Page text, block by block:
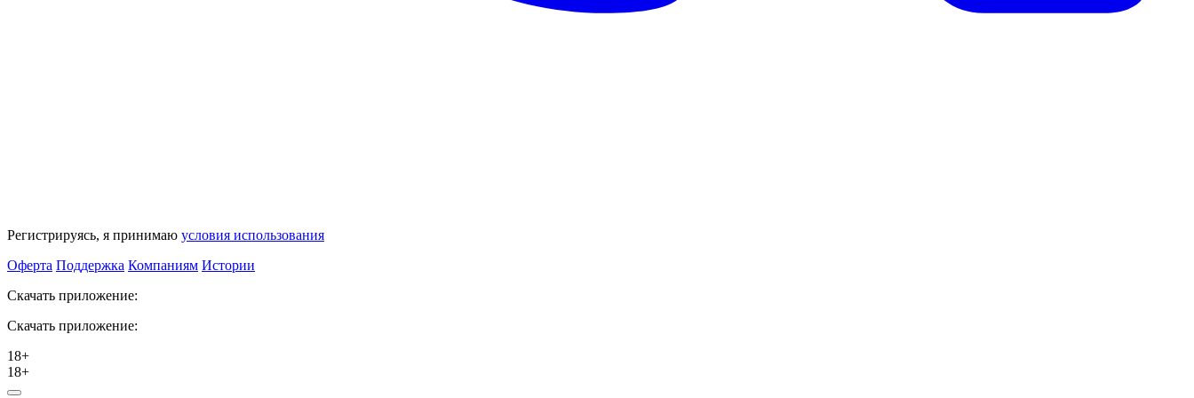
Регистрируясь, я принимаю условия использования
Оферта Поддержка Компаниям Истории
Скачать приложение:
Скачать приложение:
18+
18+